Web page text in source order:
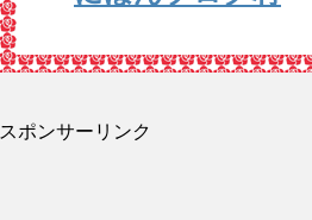
スポンサーリンク